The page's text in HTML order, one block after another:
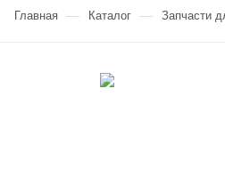
Главная — Каталог — Запчасти